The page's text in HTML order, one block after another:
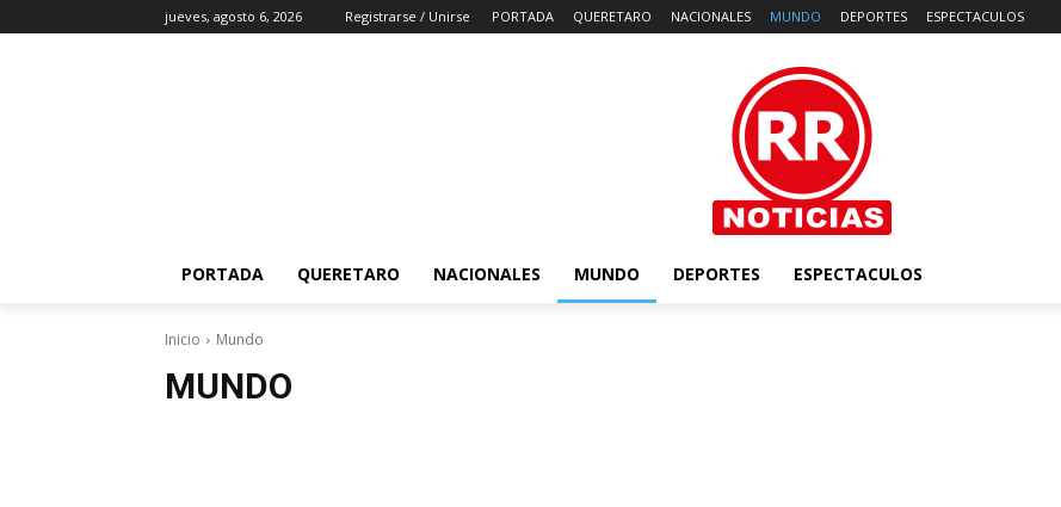
jueves, agosto 6, 2026 Registrarse / Unirse PORTADA QUERETARO NACIONALES MUNDO DEPORTES ESPECTACULOS
PORTADA QUERETARO NACIONALES MUNDO DEPORTES ESPECTACULOS
Inicio Mundo
MUNDO